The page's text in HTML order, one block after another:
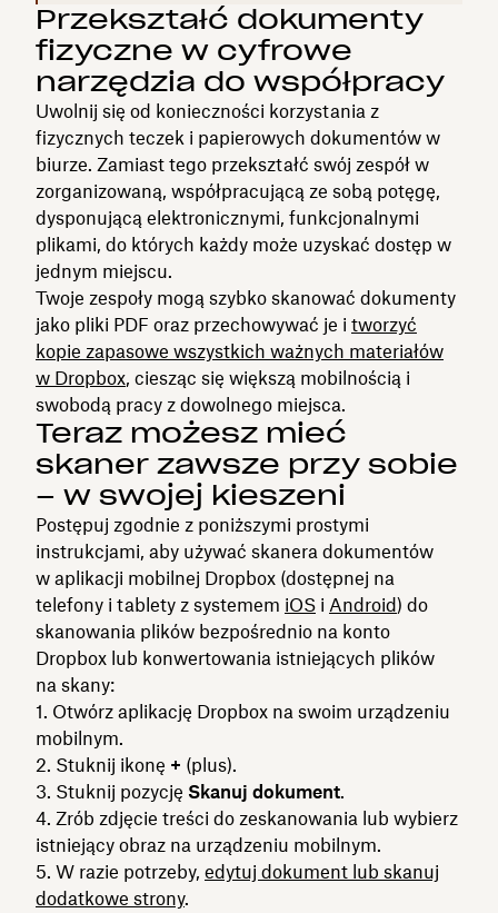
Przekształć dokumenty
fizyczne w cyfrowe
narzędzia do współpracy
Uwolnij się od konieczności korzystania z
fizycznych teczek i papierowych dokumentów w
biurze. Zamiast tego przekształć swój zespół w
zorganizowaną, współpracującą ze sobą potęgę,
dysponującą elektronicznymi, funkcjonalnymi
plikami, do których każdy może uzyskać dostęp w
jednym miejscu.
Twoje zespoły mogą szybko skanować dokumenty
jako pliki PDF oraz przechowywać je i tworzyć
kopie zapasowe wszystkich ważnych materiałów
w Dropbox, ciesząc się większą mobilnością i
swobodą pracy z dowolnego miejsca.
Teraz możesz mieć
skaner zawsze przy sobie
– w swojej kieszeni
Postępuj zgodnie z poniższymi prostymi
instrukcjami, aby używać skanera dokumentów
w aplikacji mobilnej Dropbox (dostępnej na
telefony i tablety z systemem iOS i Android) do
skanowania plików bezpośrednio na konto
Dropbox lub konwertowania istniejących plików
na skany:
Otwórz aplikację Dropbox na swoim urządzeniu
mobilnym.
Stuknij ikonę + (plus).
Stuknij pozycję Skanuj dokument.
Zrób zdjęcie treści do zeskanowania lub wybierz
istniejący obraz na urządzeniu mobilnym.
W razie potrzeby, edytuj dokument lub skanuj
dodatkowe strony.